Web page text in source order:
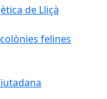
de Lliçà
felines